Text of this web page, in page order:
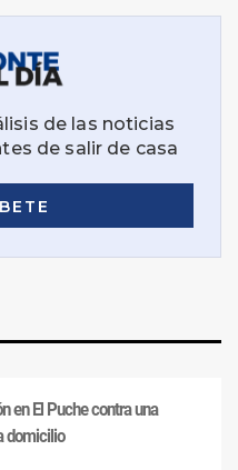
en El Puche contra una
domicilio